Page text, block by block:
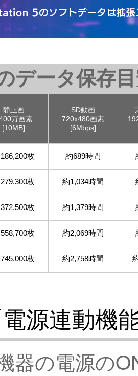
データ保存
静止画
万画素
[10MB]
SD動画
720x480画素
[6Mbps]
186,200枚 約689時間
279,300枚 約1,034時間
372,500枚 約1,379時間
558,700枚 約2,069時間
745,000枚 約2,758時間
電源連動機
器の電源の